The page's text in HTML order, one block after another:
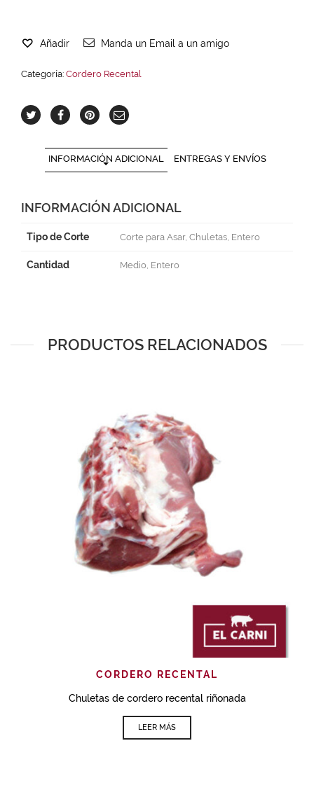
Añadir Manda un Email a un amigo
Categoría: Cordero Recental
INFORMACIÓN ADICIONAL ENTREGAS Y ENVÍOS
INFORMACIÓN ADICIONAL
Tipo de Corte Corte para Asar, Chuletas, Entero
Cantidad Medio, Entero
PRODUCTOS RELACIONADOS
CORDERO RECENTAL
Chuletas de cordero recental riñonada
LEER MÁS